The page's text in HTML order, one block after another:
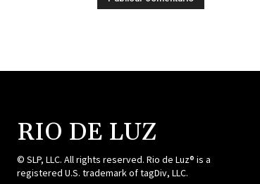
RIO DE LUZ
© SLP, LLC. All rights reserved. Rio de Luz® is a
registered U.S. trademark of tagDiv, LLC.